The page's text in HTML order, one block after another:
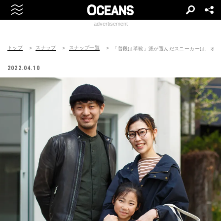
advertisement
トップ スナップ スナップ一覧 「普段は革靴」派が選んだスニーカーは、オ
2022.04.10